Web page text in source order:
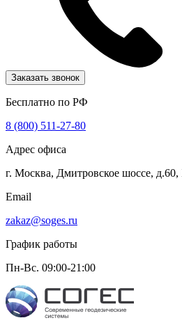
Заказать звонок
Бесплатно по РФ
8 (800) 511-27-80
Адрес офиса
г. Москва, Дмитровское шоссе,
Email
zakaz@soges.ru
График работы
Пн-Вс. 09:00-21:00